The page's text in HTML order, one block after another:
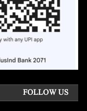
FOLLOW US